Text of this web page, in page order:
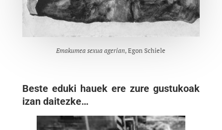
Emakumea sexua agerian, Egon Schiele
Beste eduki hauek ere zure gustukoak
izan daitezke…